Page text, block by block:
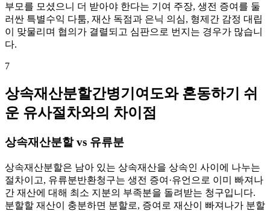
부모를 모셨으니 더 받아야 한다는 기여 주장, 생전 증여를 둘
러싼 특별수익 다툼, 재산 독점과 은닉 의심, 형제간 감정 대립
이 맞물리며 협의가 결렬되고 심판으로 번지는 경우가 많습니
다.
7
상속재산분할간병기여도와 혼동하기 쉬
운 유사절차와의 차이점
상속재산분할 vs 유류분
상속재산분할은 남아 있는 상속재산을 상속인 사이에 나누는
절차이고, 유류분반환청구는 생전 증여·유언으로 이미 빠져나
간 재산에 대해 최소 지분의 부족분을 돌려받는 청구입니다.
분할할 재산이 충분하면 분할로, 증여로 재산이 빠져나가 분할